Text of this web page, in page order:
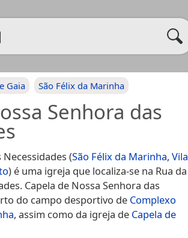
Gaia São Félix da Marinha
Senhora das
Necessidades (São Félix da Marinha, Vila
) é uma igreja que localiza-se na Rua da
Capela de Nossa Senhora das
do campo desportivo de Complexo
, assim como da igreja de Capela de